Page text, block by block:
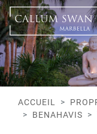
Luxe campagne
Benahavis
Toutes les zones
Villas - Maisons
Prix à partir de
Prix jusqu'à
Lits minimums
ACCUEIL
BENAHAVIS